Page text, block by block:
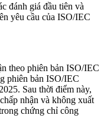
đánh giá đầu tiên và
yêu cầu của ISO/IEC
theo phiên bản ISO/IEC
phiên bản ISO/IEC
Sau thời điểm này,
nhận và không xuất
chứng chỉ công